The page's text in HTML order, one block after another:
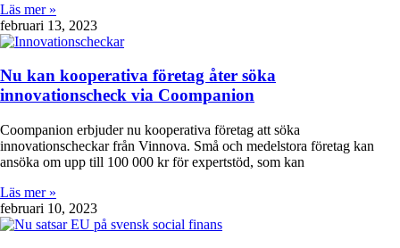
Läs mer »
februari 13, 2023
Nu kan kooperativa företag åter söka
innovationscheck via Coompanion
Coompanion erbjuder nu kooperativa företag att söka
innovationscheckar från Vinnova. Små och medelstora företag kan
ansöka om upp till 100 000 kr för expertstöd, som kan
Läs mer »
februari 10, 2023